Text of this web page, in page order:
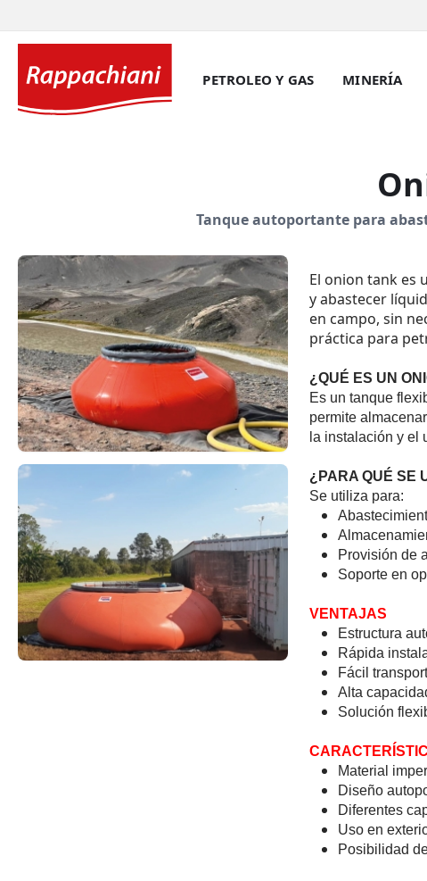
PETROLEO Y GAS MINERÍA
Tanque autoportante para
El onion tank es
y abastecer
en campo, sin
práctica para
¿QUÉ ES UN
Es un tanque
permite
la instalación y el
¿PARA QUÉ SE
Se utiliza para:
Provisión de
Soporte en
VENTAJAS
Estructura
Rápida
Fácil
Alta
Solución
Material
Diseño
Diferentes
Uso en
Posibilidad